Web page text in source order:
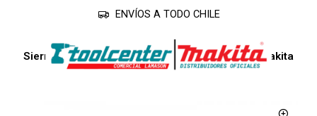
ENVÍOS A TODO CHILE
Línea Industrial
Sierras
Sierra Electrica Circular 7 1/4 1800W 5007NK Makita